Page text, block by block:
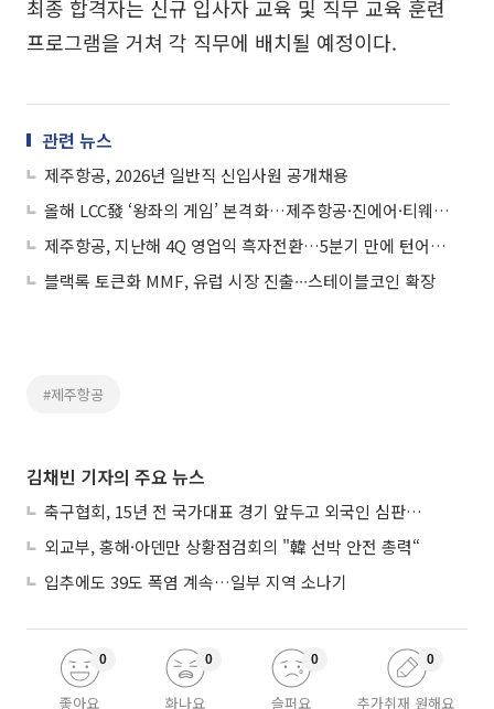
최종 합격자는 신규 입사자 교육 및 직무 교육 훈련
프로그램을 거쳐 각 직무에 배치될 예정이다.
관련 뉴스
제주항공, 2026년 일반직 신입사원 공개채용
올해 LCC發 ‘왕좌의 게임’ 본격화…제주항공·진에어·티웨이 삼각구도 재편
제주항공, 지난해 4Q 영업익 흑자전환…5분기 만에 턴어라운드
블랙록 토큰화 MMF, 유럽 시장 진출∙∙∙스테이블코인 확장
#제주항공
김채빈 기자의 주요 뉴스
축구협회, 15년 전 국가대표 경기 앞두고 외국인 심판에 ‘성접대’
외교부, 홍해·아덴만 상황점검회의 "韓 선박 안전 총력“
입추에도 39도 폭염 계속…일부 지역 소나기
좋아요
0
화나요
0
슬퍼요
0
추가취재 원해요
0